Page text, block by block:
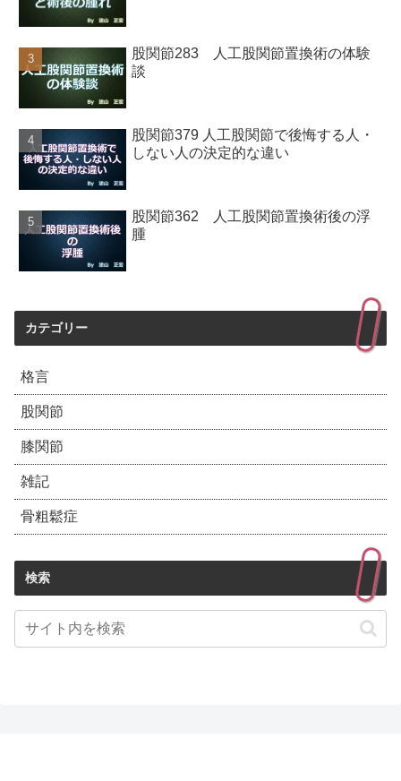
股関節283 人工股関節置換術の体験
談
股関節379 人工股関節で後悔する人・
しない人の決定的な違い
股関節362 人工股関節置換術後の浮
腫
カテゴリー
格言
股関節
膝関節
雑記
骨粗鬆症
検索